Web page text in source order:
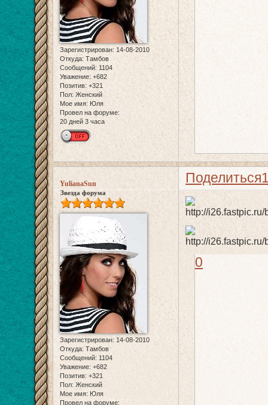
Зарегистрирован: 14-08-2010
Откуда: Тамбов
Сообщений: 1104
Уважение: +682
Позитив: +321
Пол: Женский
Мое имя: Юля
Провел на форуме:
20 дней 3 часа
Поделиться
YulianaSun
Звезда форума
Зарегистрирован: 14-08-2010
Откуда: Тамбов
Сообщений: 1104
Уважение: +682
Позитив: +321
Пол: Женский
Мое имя: Юля
Провел на форуме:
0